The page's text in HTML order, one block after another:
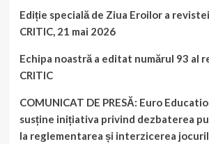
Ediție specială de Ziua Eroilor a
CRITIC, 21 mai 2026
Echipa noastră a editat numărul 93 al
CRITIC
COMUNICAT DE PRESĂ: Euro
susține inițiativa privind dezbaterea
la reglementarea și interzicerea